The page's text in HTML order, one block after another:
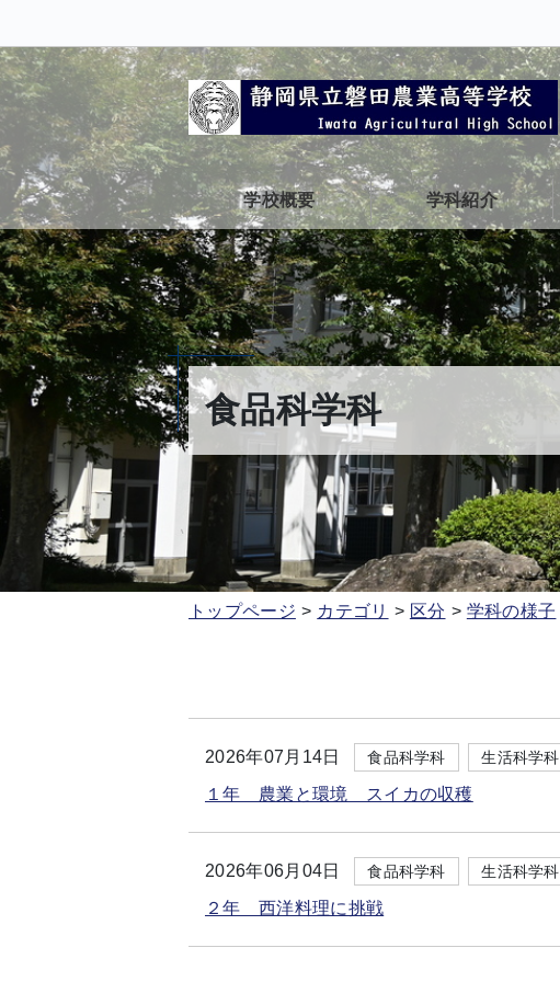
学校概要 学科紹介
食品科学科
トップページ カテゴリ 区分 学科の様子
2026年07月14日 食品科学科 生活科学科
１年 農業と環境 スイカの収穫
2026年06月04日 食品科学科 生活科学科
２年 西洋料理に挑戦